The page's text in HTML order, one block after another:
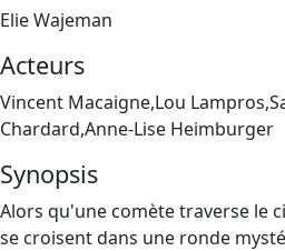
Elie Wajeman
Acteurs
Vincent Macaigne,Lou
Chardard,Anne-Lise Heimburger
Synopsis
Alors qu'une comète traverse le
se croisent dans une ronde